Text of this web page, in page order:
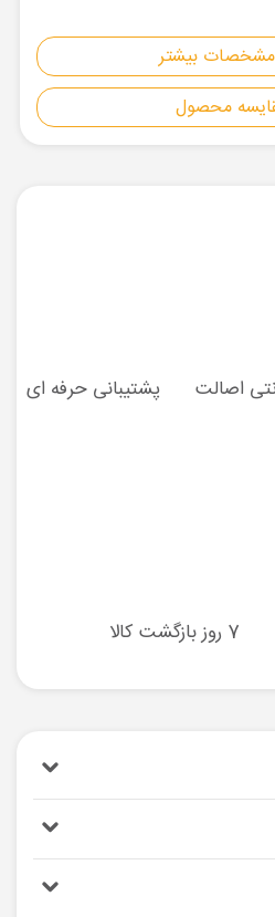
بیشتر
محصول
اصالت پشتیبانی حرفه ای
7 روز بازگشت کالا